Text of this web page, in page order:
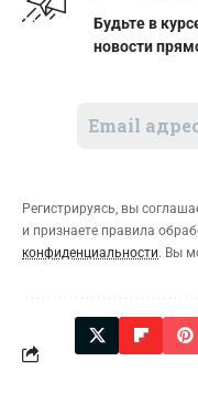
Будьте в
новости
Регистрируясь, вы
и признаете правила
конфиденциальности. Вы